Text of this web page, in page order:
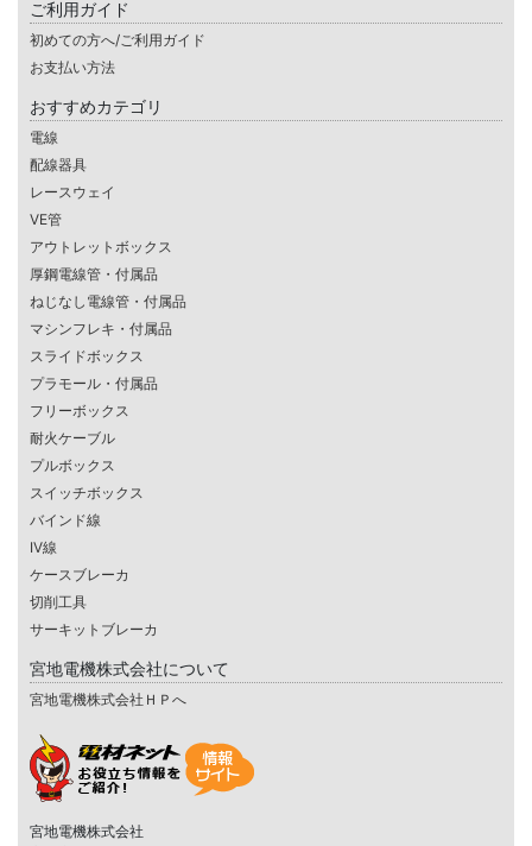
ご利用ガイド
初めての方へ/ご利用ガイド
お支払い方法
おすすめカテゴリ
電線
配線器具
レースウェイ
VE管
アウトレットボックス
厚鋼電線管・付属品
ねじなし電線管・付属品
マシンフレキ・付属品
スライドボックス
プラモール・付属品
フリーボックス
耐火ケーブル
プルボックス
スイッチボックス
バインド線
IV線
ケースブレーカ
切削工具
サーキットブレーカ
宮地電機株式会社について
宮地電機株式会社ＨＰへ
宮地電機株式会社